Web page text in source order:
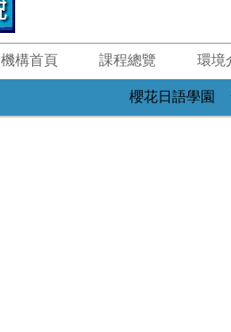
機構首頁 課程總覽 環境
櫻花日語學園